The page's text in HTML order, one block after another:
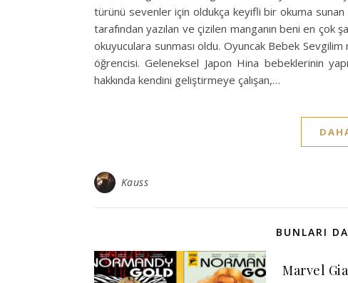
türünü sevenler için oldukça keyifli bir okuma sunan
tarafından yazılan ve çizilen manganın beni en çok
okuyuculara sunması oldu. Oyuncak Bebek
öğrencisi. Geleneksel Japon Hina bebeklerinin
hakkında kendini geliştirmeye çalışan,…
Kauss
BUNLARI
Marvel